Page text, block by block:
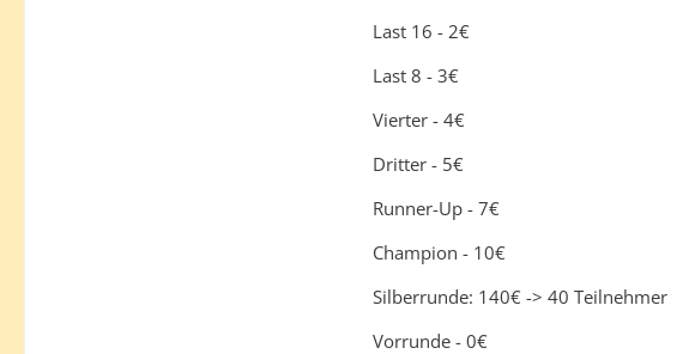
Last 16 - 2€
Last 8 - 3€
Vierter - 4€
Dritter - 5€
Runner-Up - 7€
Champion - 10€
Silberrunde: 140€ -> 40 Teilnehmer
Vorrunde - 0€